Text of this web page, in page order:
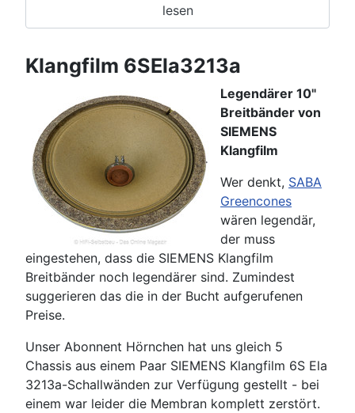
lesen
Klangfilm 6SEla3213a
Legendärer 10"
Breitbänder von
SIEMENS
Klangfilm
Wer denkt, SABA
Greencones
wären legendär,
der muss
eingestehen, dass die SIEMENS Klangfilm
Breitbänder noch legendärer sind. Zumindest
suggerieren das die in der Bucht aufgerufenen
Preise.
Unser Abonnent Hörnchen hat uns gleich 5
Chassis aus einem Paar SIEMENS Klangfilm 6S Ela
3213a-Schallwänden zur Verfügung gestellt - bei
einem war leider die Membran komplett zerstört.